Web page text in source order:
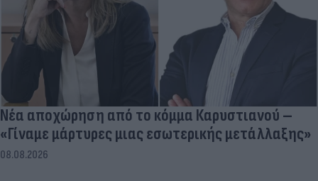
Νέα αποχώρηση από το κόμμα Καρυστιανού –
«Γίναμε μάρτυρες μιας εσωτερικής μετάλλαξης»
08.08.2026